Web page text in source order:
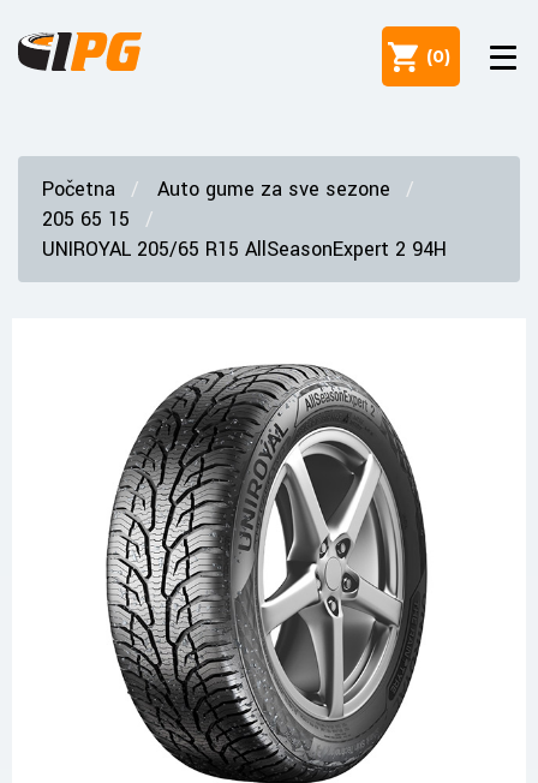
(0)
Početna
Auto gume za sve sezone
205 65 15
UNIROYAL 205/65 R15 AllSeasonExpert 2 94H